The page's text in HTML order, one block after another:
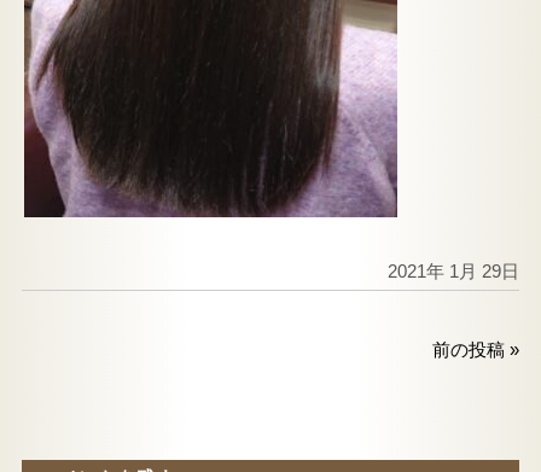
2021年 1月 29日
前の投稿 »